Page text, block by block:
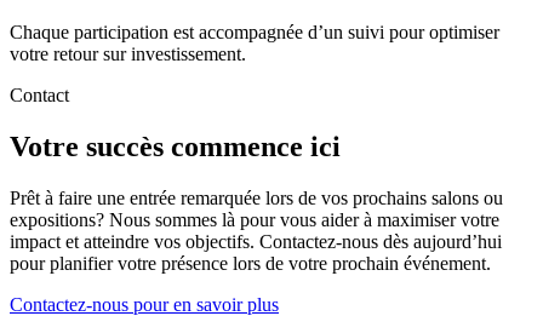
Chaque participation est accompagnée d’un suivi pour optimiser
votre retour sur investissement.
Contact
Votre succès commence ici
Prêt à faire une entrée remarquée lors de vos prochains salons ou
expositions? Nous sommes là pour vous aider à maximiser votre
impact et atteindre vos objectifs. Contactez-nous dès aujourd’hui
pour planifier votre présence lors de votre prochain événement.
Contactez-nous pour en savoir plus